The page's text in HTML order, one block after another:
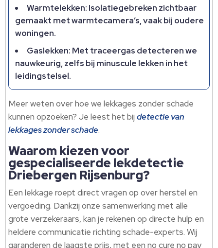
Warmtelekken: Isolatiegebreken zichtbaar
gemaakt met warmtecamera’s, vaak bij oudere
woningen.​
Gaslekken: Met traceergas detecteren we
nauwkeurig, zelfs bij minuscule lekken in het
leidingstelsel.​
Meer weten over hoe we lekkages zonder schade
kunnen opzoeken? Je leest het bijdetectie van
lekkages zonder schade.​
Waarom kiezen voor
gespecialiseerde lekdetectie
Driebergen Rijsenburg?
Een lekkage roept direct vragen op over herstel en
vergoeding.​ Dankzij onze samenwerking met alle
grote verzekeraars, kan je rekenen op directe hulp en
heldere communicatie richting schade-experts.​ Wij
garanderen de laagste prijs, met een no cure no pay